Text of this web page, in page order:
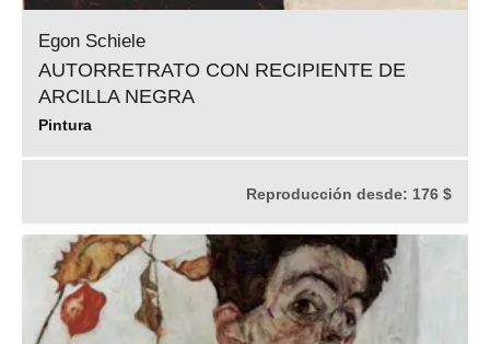
Egon Schiele
AUTORRETRATO CON RECIPIENTE DE
ARCILLA NEGRA
Pintura
Reproducción desde: 176 $